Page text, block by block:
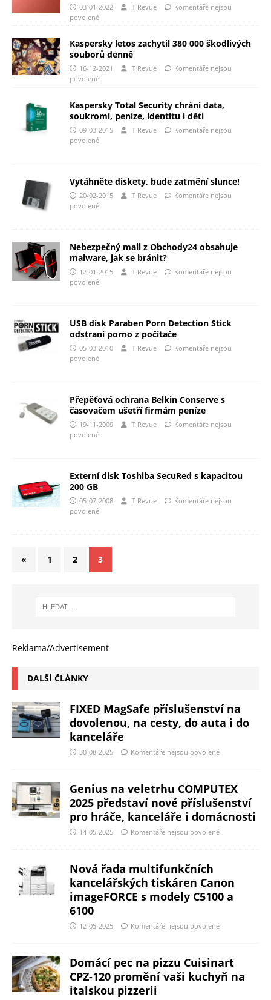
03-01-2022 IT Revue
Komentáře nejsou
povolené
Kaspersky letos zachytil 380 000 škodlivých
souborů denně
16-12-2021 IT Revue
Komentáře nejsou
povolené
Kaspersky Total Security chrání data,
soukromí, peníze, identitu i děti
09-03-2015 IT Revue
Komentáře nejsou
povolené
Vytáhněte diskety, bude zatmění slunce!
20-02-2015 IT Revue
Komentáře nejsou
povolené
Nebezpečný mail z Obchody24 obsahuje
malware, jak se bránit?
12-01-2015 IT Revue
Komentáře nejsou
povolené
USB disk Paraben Porn Detection Stick
odstraní porno z počítače
05-03-2010 IT Revue
Komentáře nejsou
povolené
Přepěťová ochrana Belkin Conserve s
časovačem ušetří firmám peníze
19-11-2009 IT Revue
Komentáře nejsou
povolené
Externí disk Toshiba SecuRed s kapacitou
200 GB
05-07-2008 IT Revue
Komentáře nejsou
povolené
« 1 2 3
Reklama/Advertisement
DALŠÍ ČLÁNKY
FIXED MagSafe příslušenství na
dovolenou, na cesty, do auta i do
kanceláře
30-08-2025 Komentáře nejsou povolené
Genius na veletrhu COMPUTEX
2025 představí nové příslušenství
pro hráče, kanceláře i domácnosti
14-05-2025 Komentáře nejsou povolené
Nová řada multifunkčních
kancelářských tiskáren Canon
imageFORCE s modely C5100 a
6100
12-05-2025 Komentáře nejsou povolené
Domácí pec na pizzu Cuisinart
CPZ-120 promění vaši kuchyň na
italskou pizzerii